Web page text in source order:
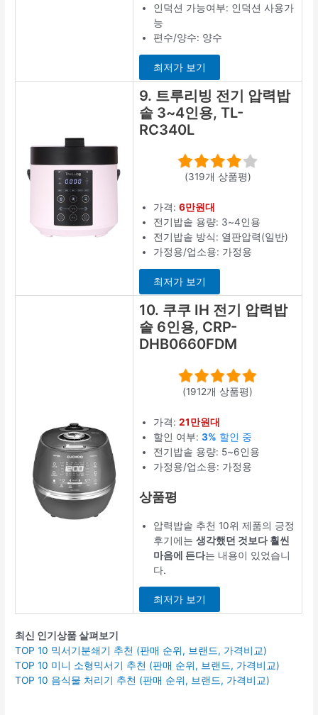
인덕션 가능여부: 인덕션 사용가
능
편수/양수: 양수
최저가 보기
9. 트루리빙 전기 압력밥
솥 3~4인용, TL-
RC340L
(319개 상품평)
가격:6만원대
전기밥솥 용량: 3~4인용
전기밥솥 방식: 열판압력(일반)
가정용/업소용: 가정용
최저가 보기
10. 쿠쿠 IH 전기 압력밥
솥 6인용, CRP-
DHB0660FDM
(1912개 상품평)
가격:21만원대
할인 여부:3% 할인 중
전기밥솥 용량: 5~6인용
가정용/업소용: 가정용
상품평
압력밥솥 추천 10위 제품의 긍정
후기에는생각했던 것보다 훨씬
마음에 든다는 내용이 있었습니
다.
최저가 보기
최신 인기상품 살펴보기
TOP 10 믹서기분쇄기 추천 (판매 순위, 브랜드, 가격비교)
TOP 10 미니 소형믹서기 추천 (판매 순위, 브랜드, 가격비교)
TOP 10 음식물 처리기 추천 (판매 순위, 브랜드, 가격비교)